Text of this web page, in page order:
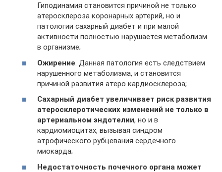
Гиподинамия становится причиной не только
атеросклероза коронарных артерий, но и
патологии сахарный диабет и при малой
активности полностью нарушается метаболизм
в организме;
Ожирение . Данная патология есть следствием
нарушенного метаболизма, и становится
причиной развития атеро кардиосклероза;
Сахарный диабет увеличивает риск развития
атеросклеротических изменений не только в
артериальном эндотелии, но и в
кардиомиоцитах, вызывая синдром
атрофического рубцевания сердечного
миокарда;
Недостаточность почечного органа может